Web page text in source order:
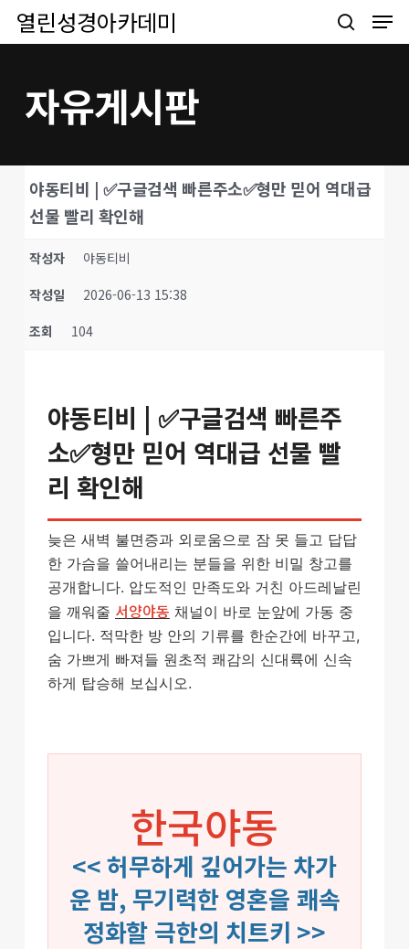
Skip열린성경아카데미
search
자유게시판
야동티비 | ✅구글검색 빠른주소✅형만 믿어 역대급
선물 빨리 확인해
작성자
야동티비
작성일
2026-06-13 15:38
조회
104
야동티비 | ✅구글검색 빠른주
소✅형만 믿어 역대급 선물 빨
리 확인해
늦은 새벽 불면증과 외로움으로 잠 못 들고 답답
한 가슴을 쓸어내리는 분들을 위한 비밀 창고를
공개합니다. 압도적인 만족도와 거친 아드레날린
을 깨워줄 서양야동 채널이 바로 눈앞에 가동 중
입니다. 적막한 방 안의 기류를 한순간에 바꾸고,
숨 가쁘게 빠져들 원초적 쾌감의 신대륙에 신속
하게 탑승해 보십시오.
한국야동
<< 허무하게 깊어가는 차가
운 밤, 무기력한 영혼을 쾌속
정화할 극한의 치트키 >>